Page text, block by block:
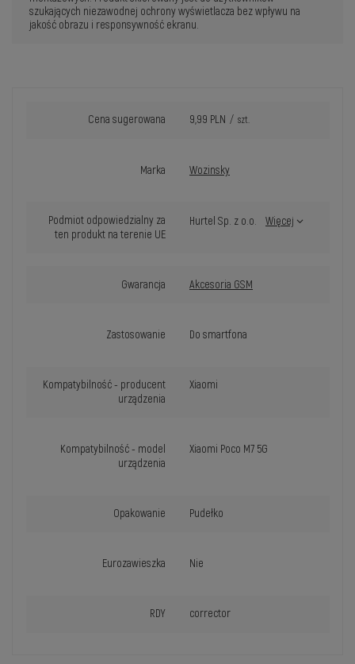
szukających niezawodnej ochrony wyświetlacza bez wpływu na
jakość obrazu i responsywność ekranu.
Cena sugerowana 9,99 PLN / szt.
Marka Wozinsky
Podmiot odpowiedzialny za
ten produkt na terenie UE
Hurtel Sp. z o.o. Więcej
Gwarancja Akcesoria GSM
Zastosowanie Do smartfona
Kompatybilność - producent
urządzenia
Xiaomi
Kompatybilność - model
urządzenia
Xiaomi Poco M7 5G
Opakowanie Pudełko
Eurozawieszka Nie
RDY corrector